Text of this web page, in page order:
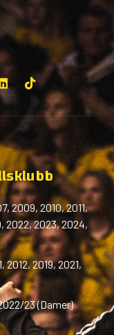
2009, 2010, 2011,
2022, 2023, 2024,
2012, 2019, 2021,
23 (Damer)